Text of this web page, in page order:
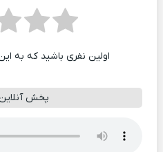
اولین نفری باشید که به
پخش